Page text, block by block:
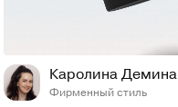
Каролина Демина
Фирменный стиль